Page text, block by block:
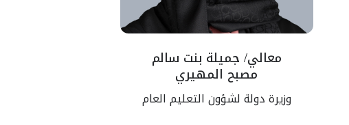
معالي/ جميلة بنت سالم
مصبح المهيري
وزيرة دولة لشؤون التعليم العام